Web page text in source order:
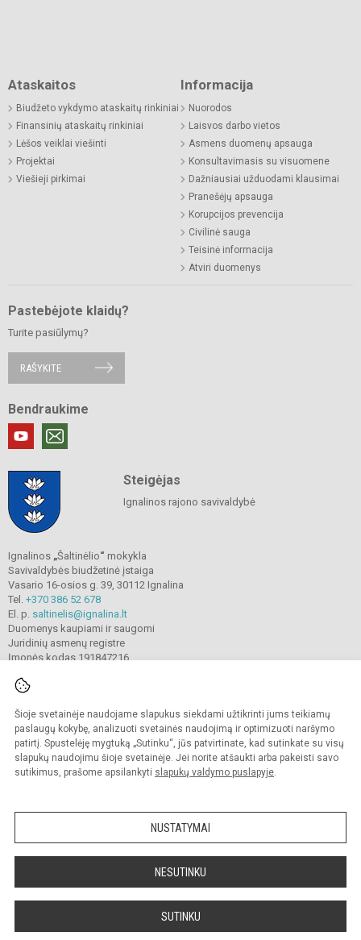
Šioje svetainėje naudojame slapukus siekdami užtikrinti jums teikiamų
paslaugų kokybę, analizuoti svetainės naudojimą ir optimizuoti naršymo
patirtį. Spustelėję mygtuką „Sutinku“, jūs patvirtinate, kad sutinkate su visų
slapukų naudojimu šioje svetainėje. Jei norite atšaukti arba pakeisti savo
sutikimus, prašome apsilankyti slapukų valdymo puslapyje.
NUSTATYMAI
NESUTINKU
SUTINKU
Ataskaitos
Biudžeto vykdymo ataskaitų rinkiniai
Finansinių ataskaitų rinkiniai
Lėšos veiklai viešinti
Projektai
Viešieji pirkimai
Informacija
Nuorodos
Laisvos darbo vietos
Asmens duomenų apsauga
Konsultavimasis su visuomene
Dažniausiai užduodami klausimai
Pranešėjų apsauga
Korupcijos prevencija
Civilinė sauga
Teisinė informacija
Atviri duomenys
Pastebėjote klaidų?
Turite pasiūlymų?
RAŠYKITE
Bendraukime
Steigėjas
Ignalinos rajono savivaldybė
Ignalinos „Šaltinėlio“ mokykla
Savivaldybės biudžetinė įstaiga
Vasario 16-osios g. 39, 30112 Ignalina
Tel. +370 386 52 678
El. p. saltinelis@ignalina.lt
Duomenys kaupiami ir saugomi
Juridinių asmenų registre
Įmonės kodas 191847216
© 2022. Ignalinos„Šaltinėlio “mokykla. Visos teisės saugomos.
Kopijuoti turinį be raštiško gimnazijos sutikimo griežtai draudžiama.
Prieinamumo paraiška Slapukų valdymas
Sumanus būdas atnaujinti